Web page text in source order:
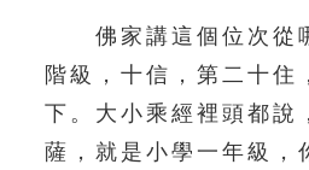
佛家講這個位次從哪
階級，十信，第二十
下。大小乘經裡頭都說
薩，就是小學一年級，